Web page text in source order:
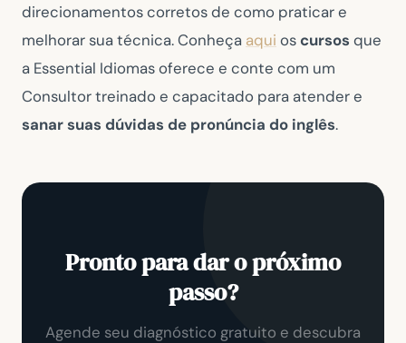
direcionamentos corretos de como praticar e
melhorar sua técnica. Conheça aqui oscursos que
a Essential Idiomas oferece e conte com um
Consultor treinado e capacitado para atender e
sanar suas dúvidas de pronúncia do inglês.
Pronto para dar o próximo
passo?
Agende seu diagnóstico gratuito e descubra